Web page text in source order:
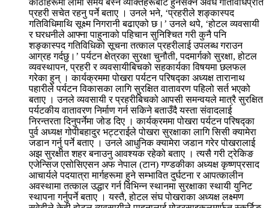
प्रहरी सचेत रहनु पर्ने बताए । उनले भने, ‘प्रहरीले शङ्कास्पद
गतिविधिमाथि सूक्ष्म निगरानी बढाएको छ।’ उनले थपे, ‘होटल व्यवसायी
र घरधनीले आफ्ना पाहुनाको पहिचान सुनिश्चित गरी कुनै पनि
शङ्कास्पद गतिविधिको सूचना तत्काल प्रहरीलाई उपलब्ध गराउन
आग्रह गर्दछु।’ पर्यटन क्षेत्रका सुरक्षा चुनौती, पदमार्गको सुरक्षा, होटल
व्यवस्थापन, प्रहरी र व्यवसायीबिचको सहकार्यका विषयमा छलफल
गरेका हुन् । कार्यक्रममा पोखरा पर्यटन परिषद्का अध्यक्ष तारानाथ
पहारीले पर्यटन विकासका लागि सुरक्षित वातावरण पहिलो सर्त भएको
बताए । उनले व्यवसायी र प्रहरीबिचको आपसी समन्वयले मात्रै सुरक्षित
पर्यटकीय वातावरण निर्माण गर्न सकिने बताउँदै यस्ता संवादलाई
निरन्तरता दिनुपर्नेमा जोड दिए । कार्यक्रममा पोखरा पर्यटन परिषद्का
पुर्व अध्यक्ष गोपीबहादुर भट्टराईले पोखरा सुरक्षाका लागि सिसी क्यामेरा
जडान गर्नु पर्ने बताए । उनले आधुनिक क्यामेरा जडान गरेर पोखरालाई
अझ सुरक्षीत शहर बनाउनु आवश्यक रहेको बताए । त्यसै गरी ट्रेकिङ
एजेन्सिज एसोसिएसन अफ नेपाल (टान) गण्डकीका अध्यक्ष कृष्णप्रसाद
आचार्यले पदयात्रा मार्गहरूमा हुने सम्भावित दुर्घटना र आपत्कालीन
अवस्थामा तत्काल उद्धार गर्न विभिन्न स्थानमा सुरक्षाका स्थायी युनिट
स्थापना गर्नुपर्ने बताए । यस्तै, होटल संघ पोखराका अध्यक्ष लक्ष्मण